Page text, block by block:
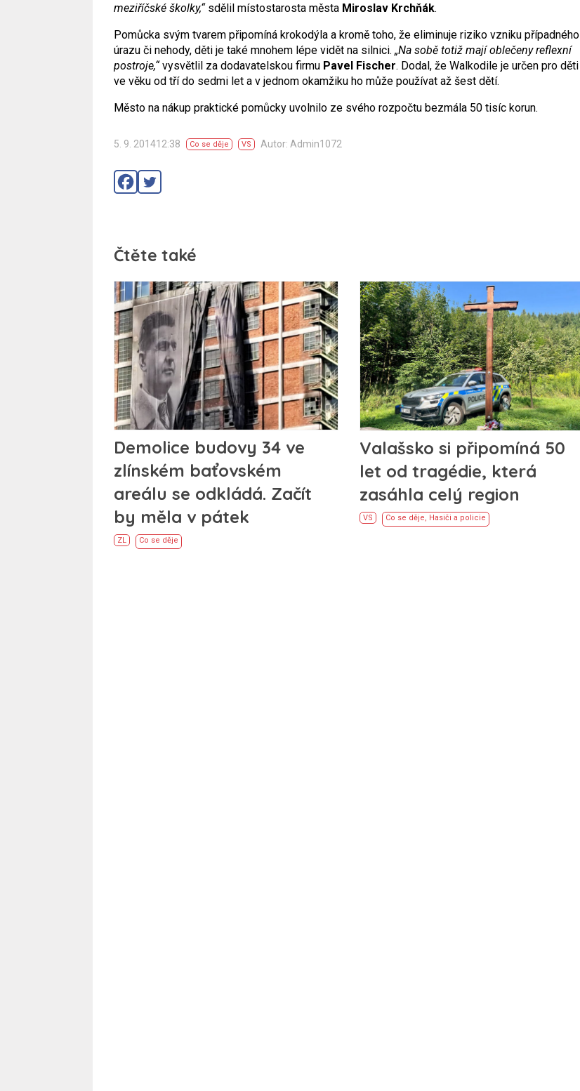
meziříčské školky,“sdělil místostarosta města Miroslav Krchňák.
Pomůcka svým tvarem připomíná krokodýla a kromě toho, že eliminuje riziko vzniku případného
úrazu či nehody, děti je také mnohem lépe vidět na silnici. „Na sobě totiž mají oblečeny reflexní
postroje,“vysvětlil za dodavatelskou firmu Pavel Fischer. Dodal, že Walkodile je určen pro děti
ve věku od tří do sedmi let a v jednom okamžiku ho může používat až šest dětí.
Město na nákup praktické pomůcky uvolnilo ze svého rozpočtu bezmála 50 tisíc korun.
5. 9. 201412:38 Co se děje VS Autor: Admin1072
Čtěte také
Demolice budovy 34 ve
zlínském baťovském
areálu se odkládá. Začít
by měla v pátek
ZL Co se děje
Valašsko si připomíná 50
let od tragédie, která
zasáhla celý region
VS Co se děje Hasiči a policie